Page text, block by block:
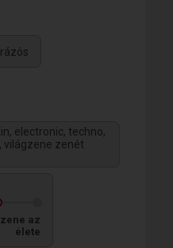
electronic, techno,
világzene zenét
az
élete